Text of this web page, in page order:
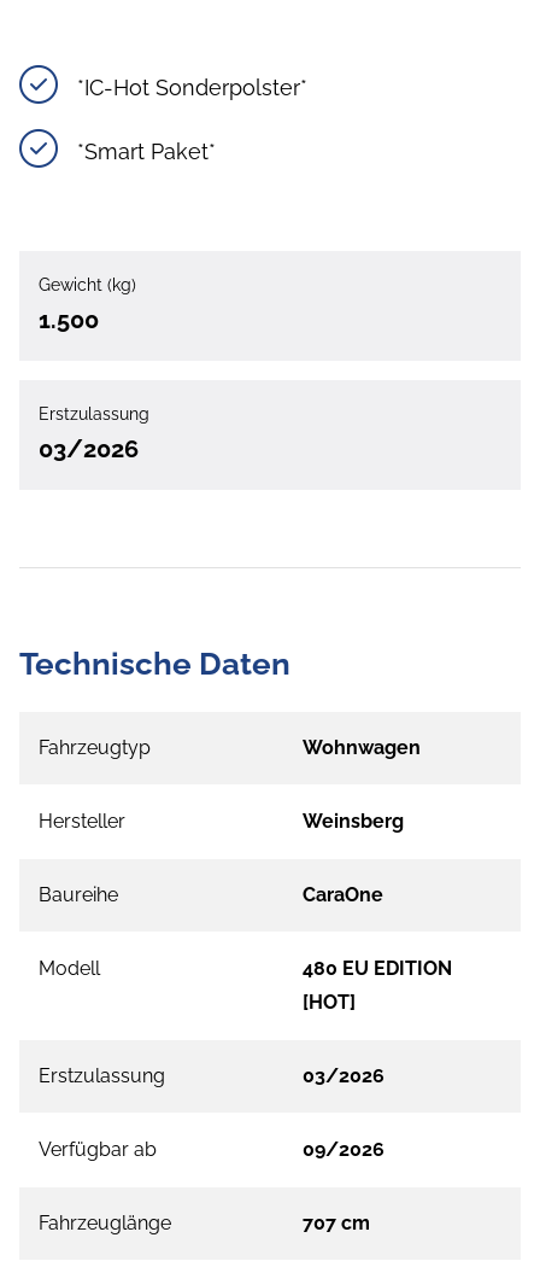
*IC-Hot Sonderpolster*
*Smart Paket*
Gewicht (kg)
1.500
Erstzulassung
03/2026
Technische Daten
Fahrzeugtyp Wohnwagen
Hersteller Weinsberg
Baureihe CaraOne
Modell
480 EU EDITION
[HOT]
Erstzulassung 03/2026
Verfügbar ab 09/2026
Fahrzeuglänge 707 cm